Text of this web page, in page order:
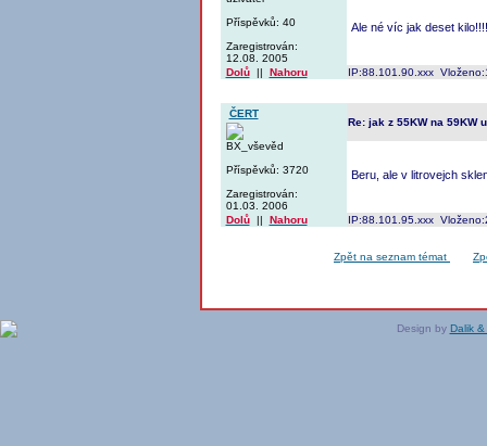
Příspěvků: 40
Zaregistrován:
12.08. 2005
Ale né víc jak deset
Dolů|| Nahoru IP:88.101.90.xxx
ČERT
BX_vševěd
Příspěvků: 3720
Zaregistrován:
01.03. 2006
Re: jak z 55KW na 59KW
Beru, ale v litrovejch
Dolů|| Nahoru IP:88.101.95.xxx
Zpět na seznam témat
Design by Dalik &